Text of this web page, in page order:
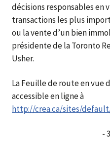
décisions responsables en
transactions les plus
ou la vente d’un bien
présidente de la Toronto
Usher.
La Feuille de route en vue
accessible en ligne à
http://crea.ca/sites/
-